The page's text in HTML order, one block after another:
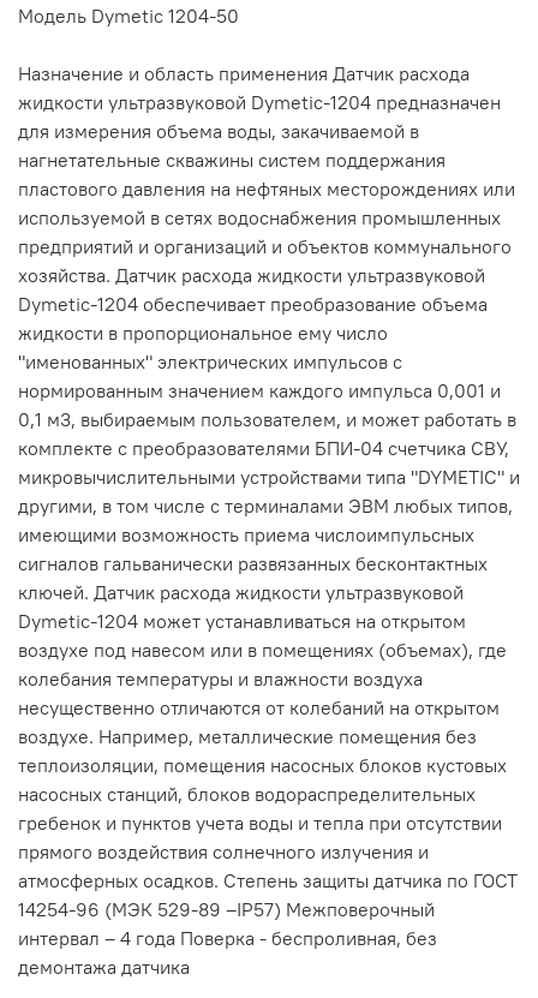
Модель Dymetic 1204-50
Назначение и область применения Датчик расхода
жидкости ультразвуковой Dymetic-1204 предназначен
для измерения объема воды, закачиваемой в
нагнетательные скважины систем поддержания
пластового давления на нефтяных месторождениях или
используемой в сетях водоснабжения промышленных
предприятий и организаций и объектов коммунального
хозяйства. Датчик расхода жидкости ультразвуковой
Dymetic-1204 обеспечивает преобразование объема
жидкости в пропорциональное ему число
"именованных" электрических импульсов с
нормированным значением каждого импульса 0,001 и
0,1 м3, выбираемым пользователем, и может работать в
комплекте с преобразователями БПИ-04 счетчика СВУ,
микровычислительными устройствами типа "DYMETIC" и
другими, в том числе с терминалами ЭВМ любых типов,
имеющими возможность приема числоимпульсных
сигналов гальванически развязанных бесконтактных
ключей. Датчик расхода жидкости ультразвуковой
Dymetic-1204 может устанавливаться на открытом
воздухе под навесом или в помещениях (объемах), где
колебания температуры и влажности воздуха
несущественно отличаются от колебаний на открытом
воздухе. Например, металлические помещения без
теплоизоляции, помещения насосных блоков кустовых
насосных станций, блоков водораспределительных
гребенок и пунктов учета воды и тепла при отсутствии
прямого воздействия солнечного излучения и
атмосферных осадков. Степень защиты датчика по ГОСТ
14254-96 (МЭК 529-89 –IP57) Межповерочный
интервал – 4 года Поверка - беспроливная, без
демонтажа датчика